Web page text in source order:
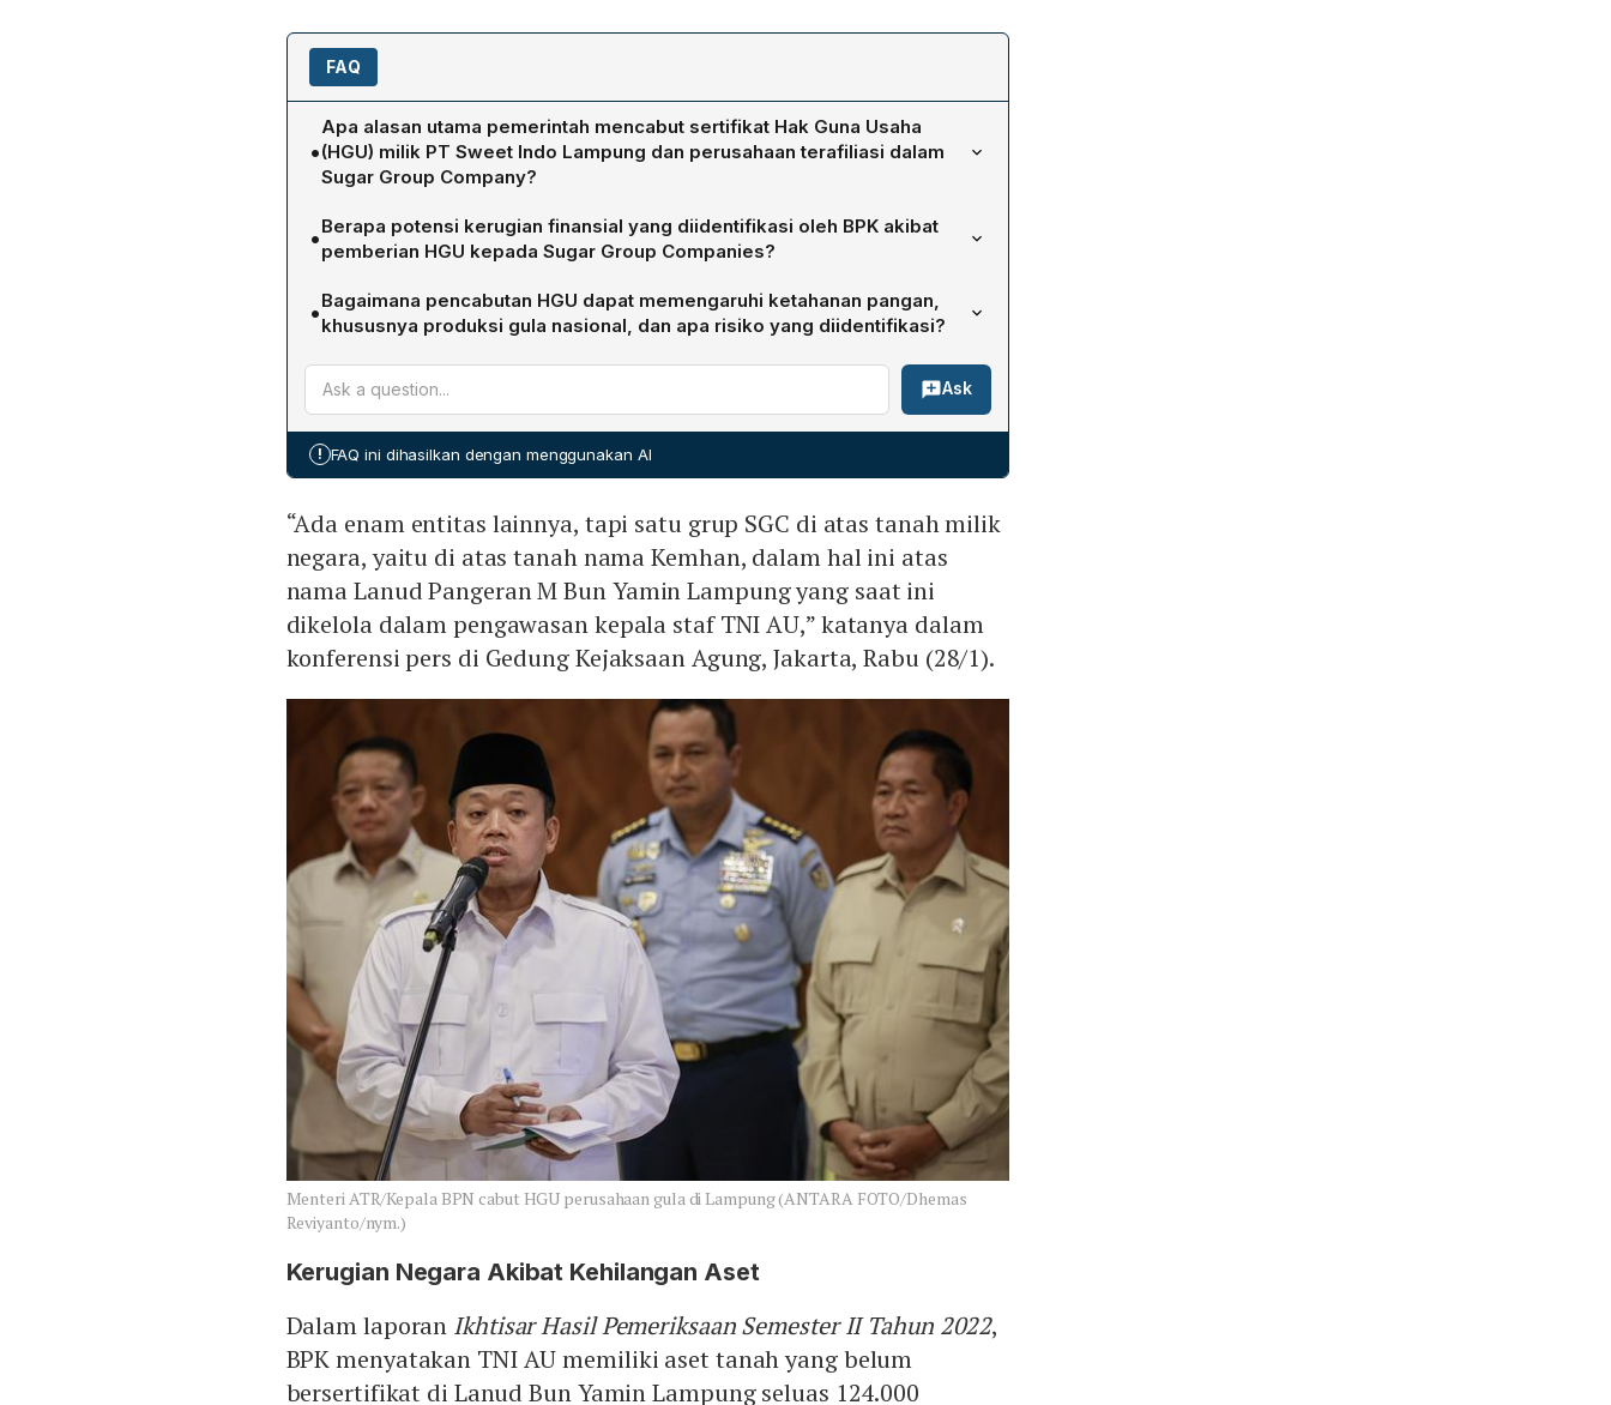
FAQ
•
Apa alasan utama pemerintah mencabut sertifikat Hak Guna Usaha
(HGU) milik PT Sweet Indo Lampung dan perusahaan terafiliasi dalam
Sugar Group Company?
Pemerintah mencabut HGU karena temuan serius bahwa perusahaan swasta
menguasai lahan strategis negara, yang menimbulkan risiko hukum dan administratif.
Laporan Hasil Pemeriksaan BPK pada 2015, 2019, dan 2022 menunjukkan tanah
tersebut milik Kementerian Pertahanan (TNI AU) dan telah diterbitkan HGU atas
nama Sugar Group Companies, sehingga melanggar prinsip kepemilikan aset
•Berapa potensi kerugian finansial yang diidentifikasi oleh BPK akibat
pemberian HGU kepada Sugar Group Companies?
BPK memperkirakan potensi kerugian negara sebesar Rp9,93 triliun akibat aset
tanah yang tumpang tindih, serta kehilangan potensi Penerimaan Negara Bukan
Pajak (PNBP) minimal Rp431,24 miliar yang seharusnya dapat diperoleh dari
pemanfaatan Barang Milik Negara (BMN).
•Bagaimana pencabutan HGU dapat memengaruhi ketahanan pangan,
khususnya produksi gula nasional, dan apa risiko yang diidentifikasi?
Pencabutan HGU berpotensi menurunkan produksi gula nasional sekitar 8%
(500‑600 ribu ton per tahun), mengingat Sugar Group Companies menyumbang
7,9% dari total produksi. Penurunan ini dapat mengancam capaian swasembada,
itu, proses hukum yang berlarut‑larut dapat memicu pemutusan hubungan kerja
Ask
! FAQ ini dihasilkan dengan menggunakan AI
“Ada enam entitas lainnya, tapi satu grup SGC di atas tanah milik
negara, yaitu di atas tanah nama Kemhan, dalam hal ini atas
nama Lanud Pangeran M Bun Yamin Lampung yang saat ini
dikelola dalam pengawasan kepala staf TNI AU,” katanya dalam
konferensi pers di Gedung Kejaksaan Agung, Jakarta, Rabu (28/1).
Menteri ATR/Kepala BPN cabut HGU perusahaan gula di Lampung (ANTARA FOTO/Dhemas
Reviyanto/nym.)
Kerugian Negara Akibat Kehilangan Aset
Dalam laporan Ikhtisar Hasil Pemeriksaan Semester II Tahun 2022,
BPK menyatakan TNI AU memiliki aset tanah yang belum
bersertifikat di Lanud Bun Yamin Lampung seluas 124.000